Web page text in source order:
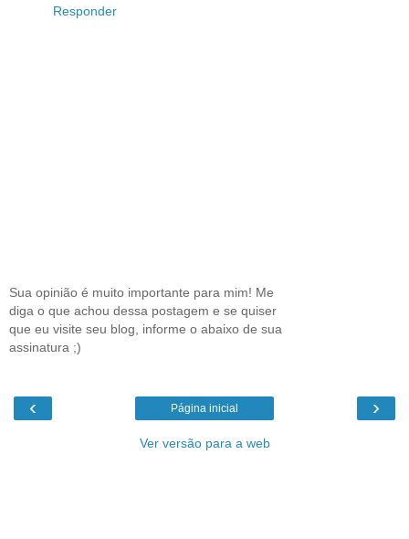
Responder
Sua opinião é muito importante para mim! Me
diga o que achou dessa postagem e se quiser
que eu visite seu blog, informe o abaixo de sua
assinatura ;)
‹ ›
Página inicial
Ver versão para a web